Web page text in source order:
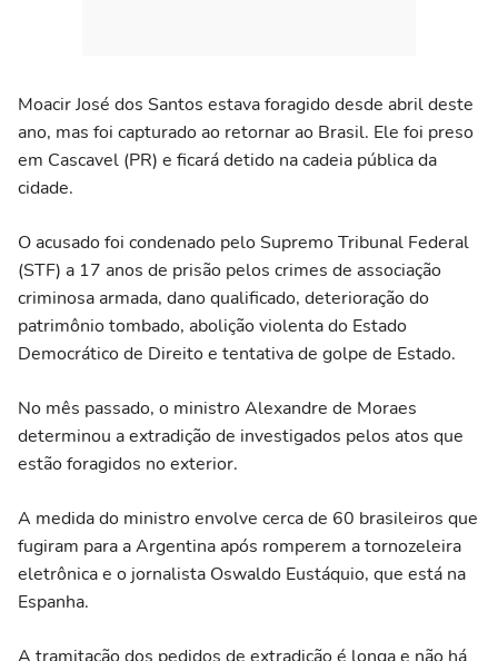
Moacir José dos Santos estava foragido desde abril deste
ano, mas foi capturado ao retornar ao Brasil. Ele foi preso
em Cascavel (PR) e ficará detido na cadeia pública da
cidade.
O acusado foi condenado pelo Supremo Tribunal Federal
(STF) a 17 anos de prisão pelos crimes de associação
criminosa armada, dano qualificado, deterioração do
patrimônio tombado, abolição violenta do Estado
Democrático de Direito e tentativa de golpe de Estado.
No mês passado, o ministro Alexandre de Moraes
determinou a extradição de investigados pelos atos que
estão foragidos no exterior.
A medida do ministro envolve cerca de 60 brasileiros que
fugiram para a Argentina após romperem a tornozeleira
eletrônica e o jornalista Oswaldo Eustáquio, que está na
Espanha.